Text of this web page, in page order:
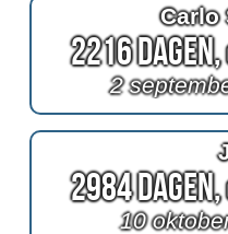
Carlo
2216 Dagen,
2
2984 Dagen,
10